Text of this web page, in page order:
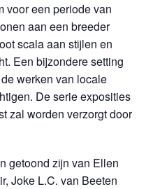
voor een periode van
aan een breeder
scala aan stijlen en
Een bijzondere setting
werken van locale
De serie exposities
zal worden verzorgt door
getoond zijn van Ellen
Joke L.C. van Beeten